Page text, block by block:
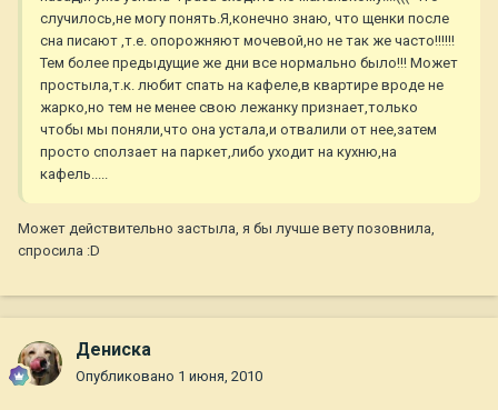
случилось,не могу понять.Я,конечно знаю, что щенки после
сна писают ,т.е. опорожняют мочевой,но не так же часто!!!!!!
Тем более предыдущие же дни все нормально было!!! Может
простыла,т.к. любит спать на кафеле,в квартире вроде не
жарко,но тем не менее свою лежанку признает,только
чтобы мы поняли,что она устала,и отвалили от нее,затем
просто сползает на паркет,либо уходит на кухню,на
кафель.....
Может действительно застыла, я бы лучше вету позовнила,
спросила :D
Дениска
Опубликовано 1 июня, 2010